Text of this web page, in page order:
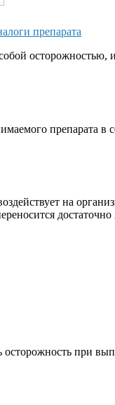
препарата
препарата в
на
при